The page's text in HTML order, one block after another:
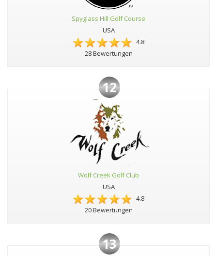
Spyglass Hill Golf Course
USA
4.8
28 Bewertungen
12
Wolf Creek Golf Club
USA
4.8
20 Bewertungen
13